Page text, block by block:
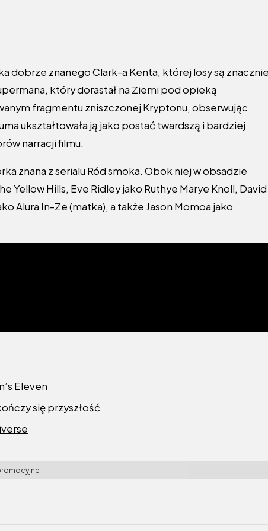
dobrze znanego Clark-a Kenta, której losy są
który dorastał na Ziemi pod opieką
fragmentu zniszczonej Kryptonu, obserwując
ukształtowała ją jako postać twardszą i bardziej
narracji filmu.
znana z serialu Ród smoka. Obok niej w obsadzie
Yellow Hills, Eve Ridley jako Ruthye Marye Knoll, David
Alura In-Ze (matka), a także Jason Momoa jako
Eleven
się przyszłość